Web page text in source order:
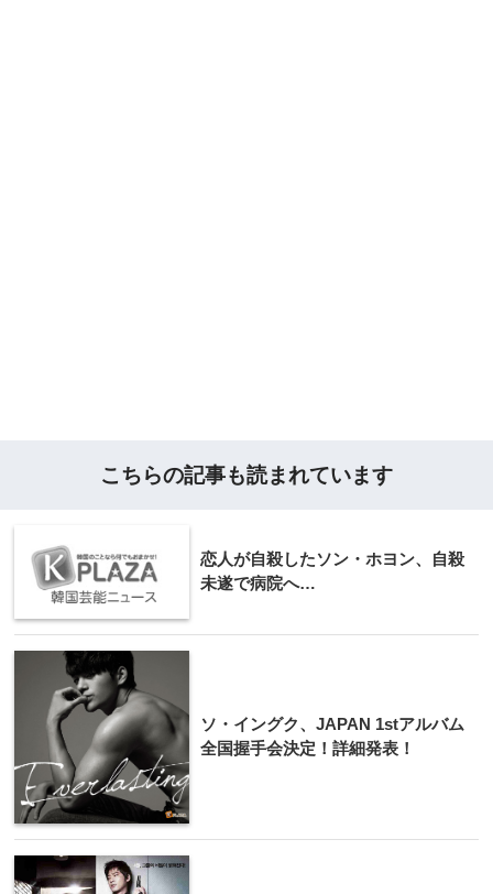
こちらの記事も読まれています
恋人が自殺したソン・ホヨン、自殺
未遂で病院へ…
ソ・イングク、​JAPAN 1stアルバム
全国握​手会決定！詳細発表！